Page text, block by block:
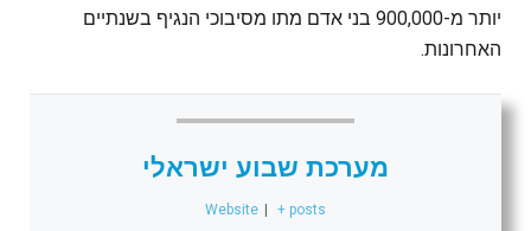
יותר מ-900,000 בני אדם מתו מסיבוכי הנגיף בשנתיים
האחרונות.
מערכת שבוע ישראלי
Website | + posts